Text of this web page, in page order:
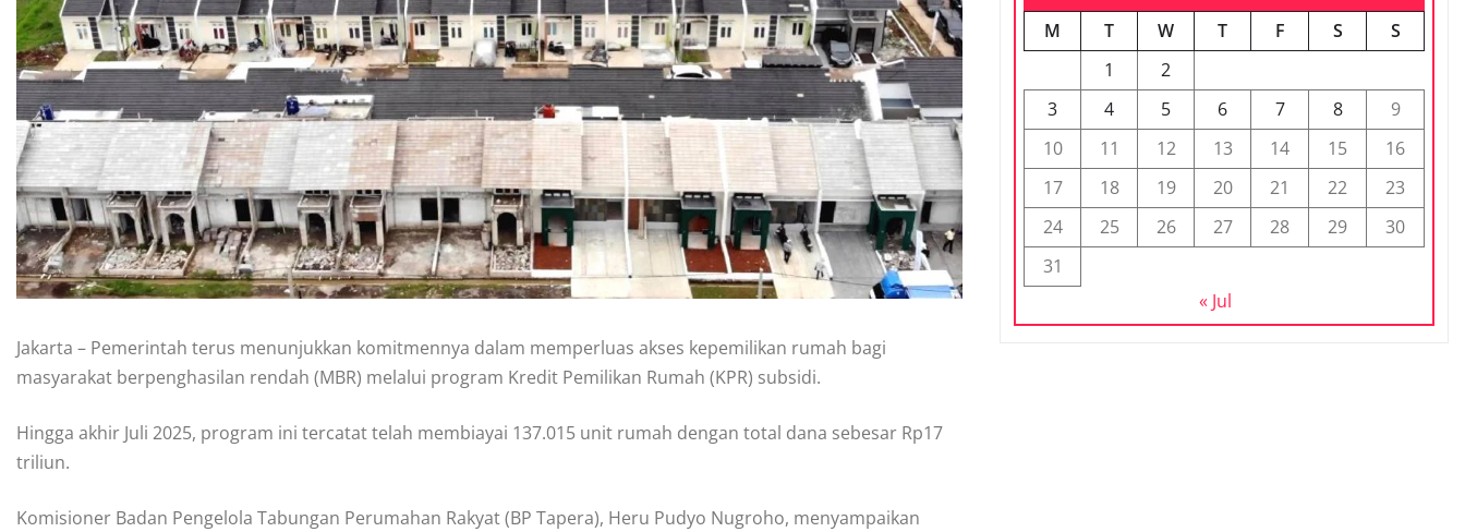
Jakarta – Pemerintah terus menunjukkan komitmennya dalam memperluas akses kepemilikan rumah bagi
masyarakat berpenghasilan rendah (MBR) melalui program Kredit Pemilikan Rumah (KPR) subsidi.
Hingga akhir Juli 2025, program ini tercatat telah membiayai 137.015 unit rumah dengan total dana sebesar Rp17
triliun.
Komisioner Badan Pengelola Tabungan Perumahan Rakyat (BP Tapera), Heru Pudyo Nugroho, menyampaikan
M
T W T F S
S
1
2
3
4 5 6 7 8
9
10
11 12 13 14 15
16
17
18 19 20 21 22
23
24
25 26 27 28 29
30
31
« Jul